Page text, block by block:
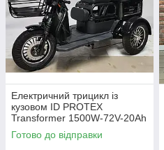
Електричний трицикл із
кузовом ID PROTEX
Transformer 1500W-72V-20Ah
LiFePO4 шини 10"/10"
Готово до відправки